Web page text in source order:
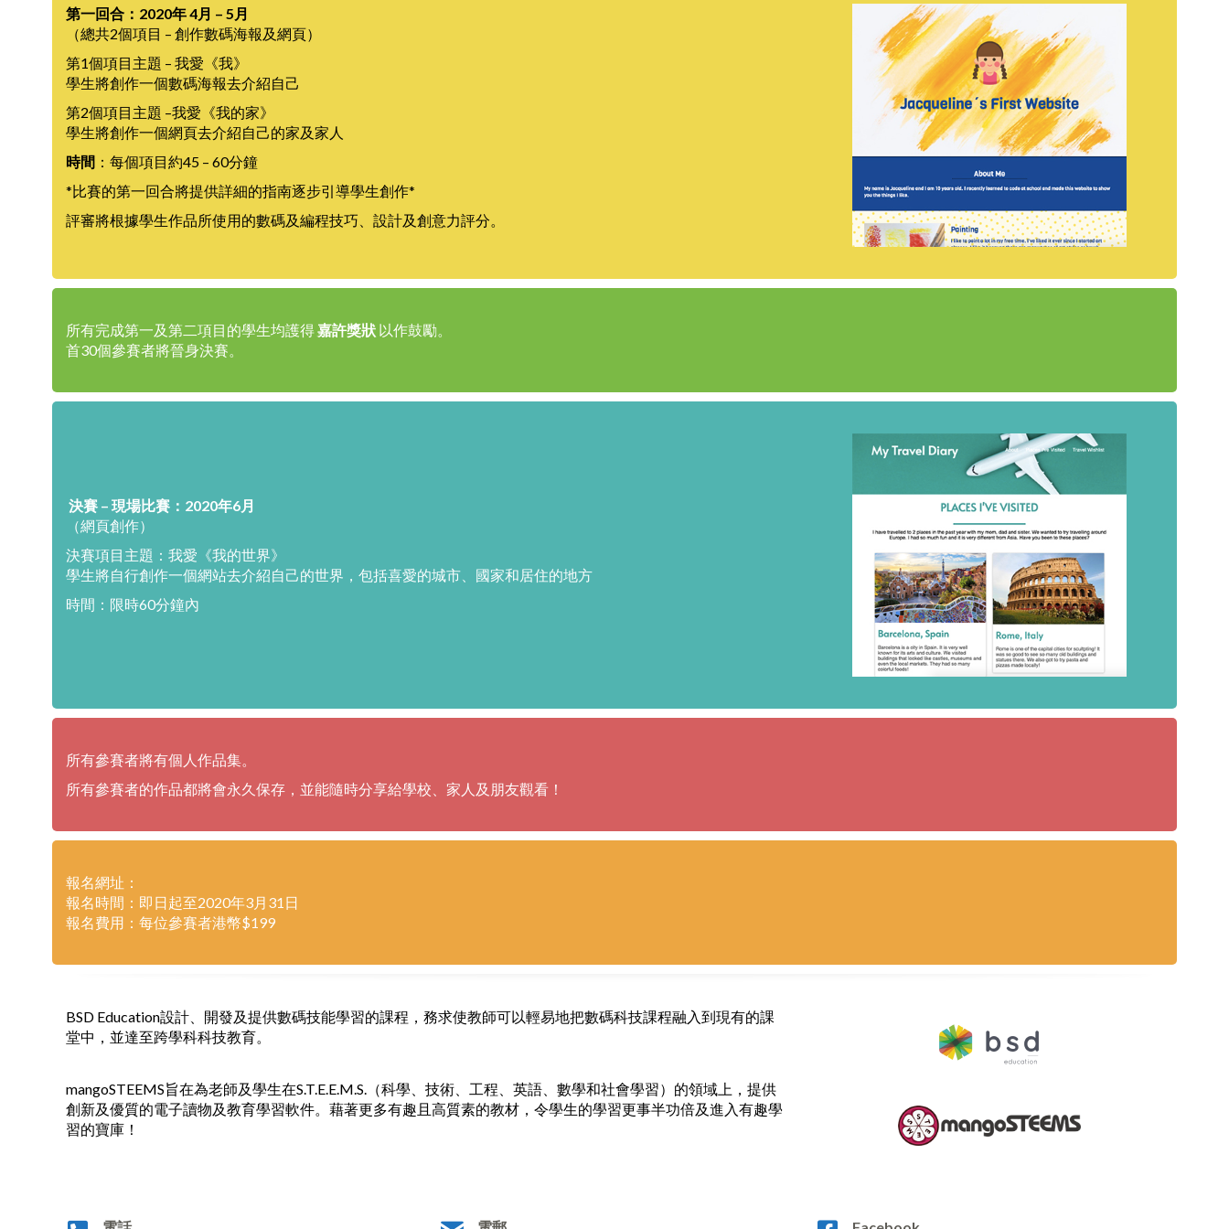
第一回合：2020年 4月 – 5月
（總共2個項目 – 創作數碼海報及網頁）
第1個項目主題 – 我愛《我》
學生將創作一個數碼海報去介紹自己
第2個項目主題 –我愛《我的家》
學生將創作一個網頁去介紹自己的家及家人
時間 ：每個項目約45 – 60分鐘
*比賽的第一回合將提供詳細的指南逐步引導學生創作*
評審將根據學生作品所使用的數碼及編程技巧、設計及創意力評分。
所有完成第一及第二項目的學生均護得嘉許獎狀 以作鼓勵。
首30個參賽者將晉身決賽。
決賽 – 現場比賽：2020年6月
（網頁創作）
決賽項目主題：我愛《我的世界》
學生將自行創作一個網站去介紹自己的世界，包括喜愛的城市、國家和居住的地方
時間：限時60分鐘內
所有參賽者將有個人作品集。
所有參賽者的作品都將會永久保存，並能隨時分享給學校、家人及朋友觀看！
報名網址：
報名時間：即日起至2020年3月31日
報名費用：每位參賽者港幣$199
BSD Education設計、開發及提供數碼技能學習的課程，務求使教師可以輕易地把數碼科技課程融入到現有的課
堂中，並達至跨學科科技教育。
mangoSTEEMS旨在為老師及學生在S.T.E.E.M.S.（科學、技術、工程、英語、數學和社會學習）的領域上，提供
創新及優質的電子讀物及教育學習軟件。藉著更多有趣且高質素的教材，令學生的學習更事半功倍及進入有趣學
習的寶庫！